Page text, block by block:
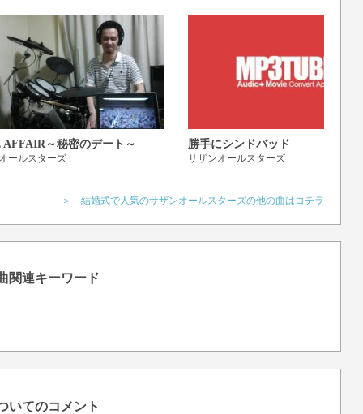
AFFAIR～秘密のデート～
ールスターズ
勝手にシンドバッド
サザンオールスターズ
＞ 結婚式で人気のサザンオールスターズの他の曲はコチラ
関連キーワード
いてのコメント